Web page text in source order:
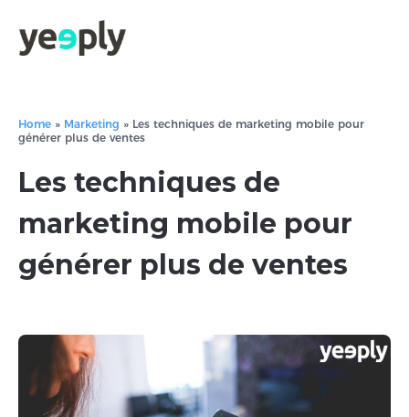
Home » Marketing » Les techniques de marketing mobile pour
générer plus de ventes
Les techniques de
marketing mobile pour
générer plus de ventes